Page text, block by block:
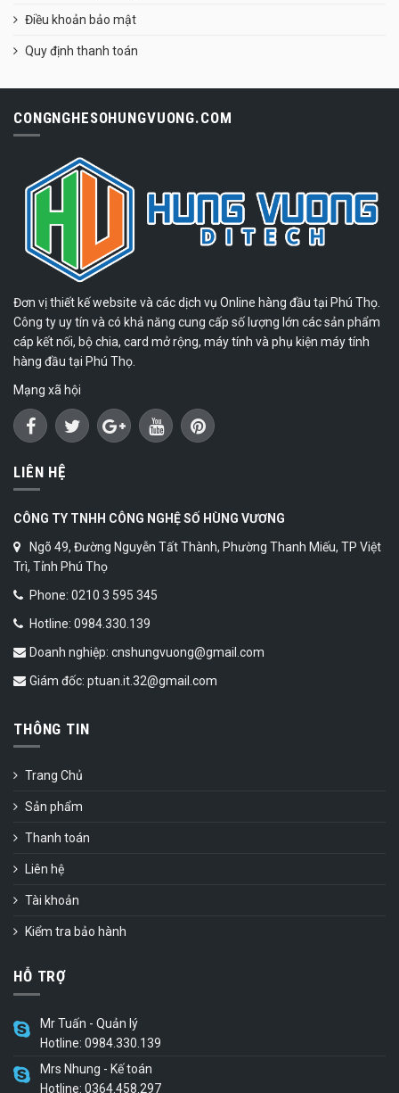
Điều khoản bảo mật
Quy định thanh toán
CONGNGHESOHUNGVUONG.COM
Đơn vị thiết kế website và các dịch vụ Online hàng đầu tại Phú Thọ.
Công ty uy tín và có khả năng cung cấp số lượng lớn các sản phẩm
cáp kết nối, bộ chia, card mở rộng, máy tính và phụ kiện máy tính
hàng đầu tại Phú Thọ.
Mạng xã hội
LIÊN HỆ
CÔNG TY TNHH CÔNG NGHỆ SỐ HÙNG VƯƠNG
Ngõ 49, Đường Nguyễn Tất Thành, Phường Thanh Miếu, TP Việt
Trì, Tỉnh Phú Thọ
Phone: 0210 3 595 345
Hotline: 0984.330.139
Doanh nghiệp: cnshungvuong@gmail.com
Giám đốc: ptuan.it.32@gmail.com
THÔNG TIN
Trang Chủ
Sản phẩm
Thanh toán
Liên hệ
Tài khoản
Kiểm tra bảo hành
HỖ TRỢ
Mr Tuấn - Quản lý
Hotline: 0984.330.139
Mrs Nhung - Kế toán
Hotline: 0364.458.297